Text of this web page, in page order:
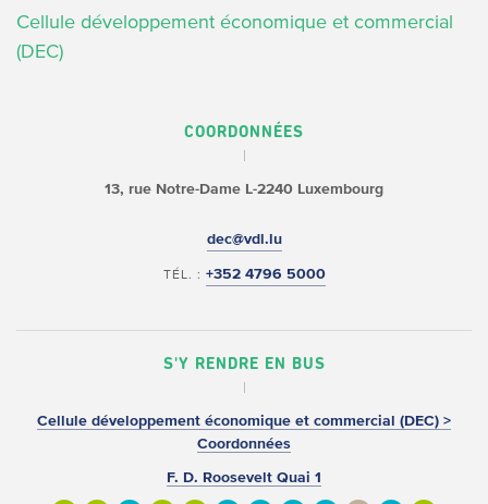
Cellule développement économique et commercial
(DEC)
COORDONNÉES
13, rue Notre-Dame L-2240 Luxembourg
dec@vdl.lu
TÉL. : +352 4796 5000
S'Y RENDRE EN BUS
Cellule développement économique et commercial (DEC) >
Coordonnées
F. D. Roosevelt Quai 1